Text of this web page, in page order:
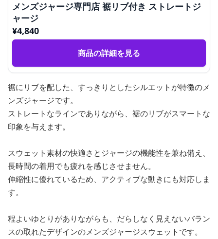
メンズジャージ専門店 裾リブ付き ストレートジ
ャージ
¥4,840
商品の詳細を見る
裾にリブを配した、すっきりとしたシルエットが特徴のメ
ンズジャージです。
ストレートなラインでありながら、裾のリブがスマートな
印象を与えます。
スウェット素材の快適さとジャージの機能性を兼ね備え、
長時間の着用でも疲れを感じさせません。
伸縮性に優れているため、アクティブな動きにも対応しま
す。
程よいゆとりがありながらも、だらしなく見えないバラン
スの取れたデザインのメンズジャージスウェットです。